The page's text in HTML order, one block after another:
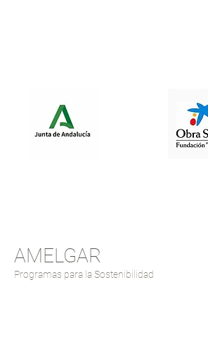
Programas para la Sostenibilidad
AMELGAR